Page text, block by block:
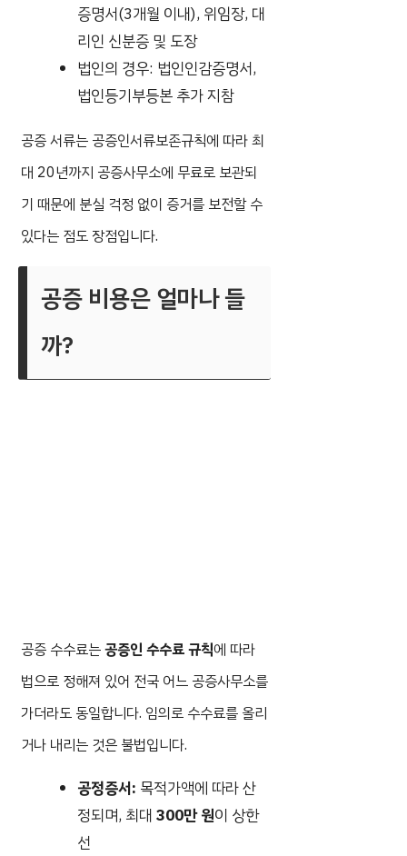
증명서(3개월 이내), 위임장, 대
리인 신분증 및 도장
법인의 경우: 법인인감증명서,
법인등기부등본 추가 지참
공증 서류는 공증인서류보존규칙에 따라 최
대 20년까지 공증사무소에 무료로 보관되
기 때문에 분실 걱정 없이 증거를 보전할 수
있다는 점도 장점입니다.
공증 비용은 얼마나 들
까?
공증 수수료는공증인 수수료 규칙에 따라
법으로 정해져 있어 전국 어느 공증사무소를
가더라도 동일합니다. 임의로 수수료를 올리
거나 내리는 것은 불법입니다.
공정증서: 목적가액에 따라 산
정되며, 최대300만 원이 상한
선